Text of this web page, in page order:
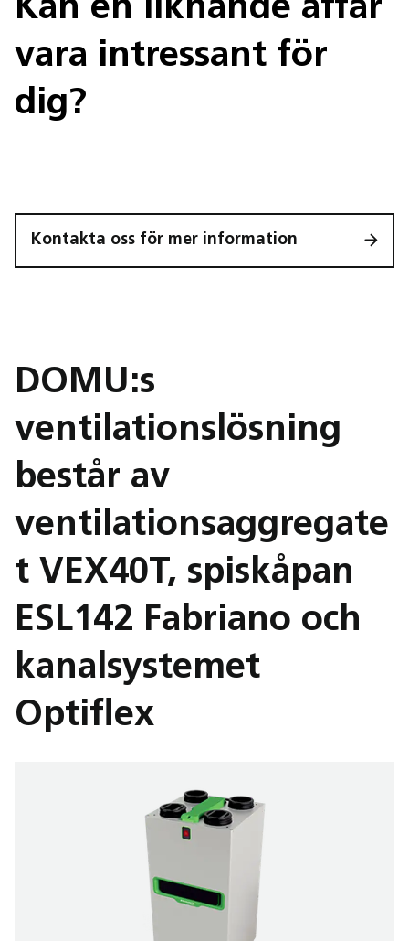
Kan en liknande affär
vara intressant för
dig?
Kontakta oss för mer information
DOMU:s
ventilationslösning
består av
ventilationsaggregate
t VEX40T, spiskåpan
ESL142 Fabriano och
kanalsystemet
Optiflex